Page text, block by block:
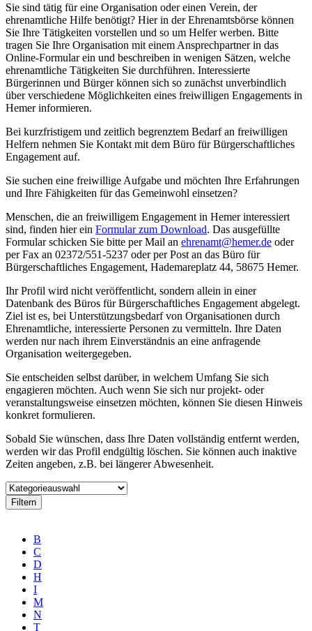
Sie sind tätig für eine Organisation oder einen Verein, der
ehrenamtliche Hilfe benötigt? Hier in der Ehrenamtsbörse können
Sie Ihre Tätigkeiten vorstellen und so um Helfer werben. Bitte
tragen Sie Ihre Organisation mit einem Ansprechpartner in das
Online-Formular ein und beschreiben in wenigen Sätzen, welche
ehrenamtliche Tätigkeiten Sie durchführen. Interessierte
Bürgerinnen und Bürger können sich so zunächst unverbindlich
über verschiedene Möglichkeiten eines freiwilligen Engagements in
Hemer informieren.
Bei kurzfristigem und zeitlich begrenztem Bedarf an freiwilligen
Helfern nehmen Sie Kontakt mit dem Büro für Bürgerschaftliches
Engagement auf.
Sie suchen eine freiwillige Aufgabe und möchten Ihre Erfahrungen
und Ihre Fähigkeiten für das Gemeinwohl einsetzen?
Menschen, die an freiwilligem Engagement in Hemer interessiert
sind, finden hier ein Formular zum Download. Das ausgefüllte
Formular schicken Sie bitte per Mail an ehrenamt@​hemer.de oder
per Fax an 02372/551-5237 oder per Post an das Büro für
Bürgerschaftliches Engagement, Hademareplatz 44, 58675 Hemer.
Ihr Profil wird nicht veröffentlicht, sondern allein in einer
Datenbank des Büros für Bürgerschaftliches Engagement abgelegt.
Ziel ist es, bei Unterstützungsbedarf von Organisationen durch
Ehrenamtliche, interessierte Personen zu vermitteln. Ihre Daten
werden nur nach ihrem Einverständnis an eine anfragende
Organisation weitergegeben.
Sie entscheiden selbst darüber, in welchem Umfang Sie sich
engagieren möchten. Auch wenn Sie sich nur projekt- oder
veranstaltungsweise einsetzen möchten, können Sie diesen Hinweis
konkret formulieren.
Sobald Sie wünschen, dass Ihre Daten vollständig entfernt werden,
werden wir das Profil endgültig löschen. Sie können auch inaktive
Zeiten angeben, z.B. bei längerer Abwesenheit.
B
C
D
H
I
M
N
T